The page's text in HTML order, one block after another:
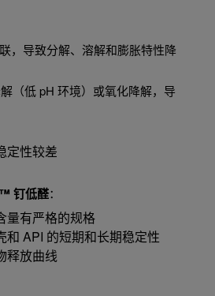
，导致分解、溶解和膨胀特性降
（低 pH 环境）或氧化降解，导
定性较差
钉低醛：
量有严格的规格
和 API 的短期和长期稳定性
释放曲线